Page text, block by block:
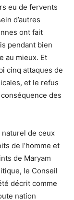
eu de fervents
d’autres
ont fait
pendant bien
au mieux. Et
cinq attaques de
et le refus
des
naturel de ceux
de l’homme et
de Maryam
le Conseil
décrit comme
nation